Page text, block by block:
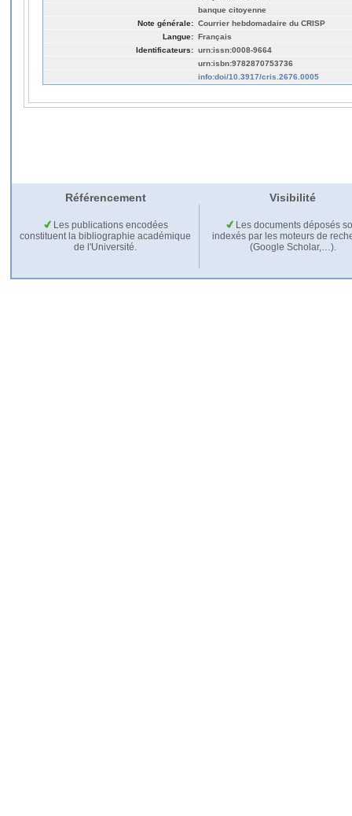
banque citoyenne
Note générale: Courrier hebdomadaire du CRISP
Langue: Français
Identificateurs: urn:issn:0008-9664
urn:isbn:9782870753736
info:doi/10.3917/cris.2676.0005
Référencement Visibilité
Les publications encodées
constituent la bibliographie académique
de l'Université.
Les documents déposés
indexés par les moteurs de
(Google Scholar,…).